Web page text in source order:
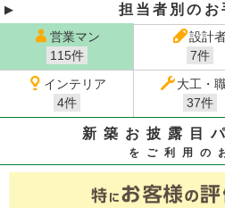
担当者別のお
営業マン
115件
設計
7件
インテリア
4件
大工・
37件
新築お披露目
をご利用の